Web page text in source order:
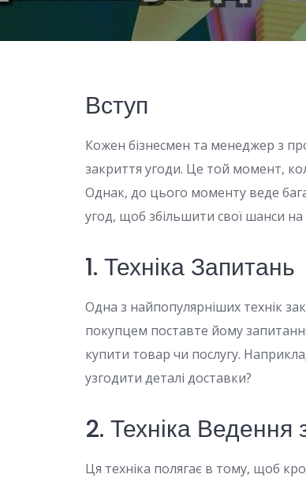
Вступ
Кожен бізнесмен та менеджер з
закриття угоди. Це той момент,
Однак, до цього моменту веде
угод, щоб збільшити свої шанси на
1. Техніка Запитань
Одна з найпопулярніших технік
покупцем поставте йому
купити товар чи послугу.
узгодити деталі доставки?
2. Техніка Ведення
Ця техніка полягає в тому, щоб